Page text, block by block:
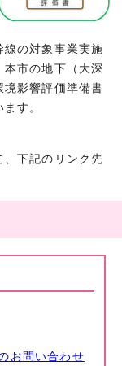
の対象事業実施
本市の地下（大深
境影響評価準備書
す。
下記のリンク先
お問い合わせ